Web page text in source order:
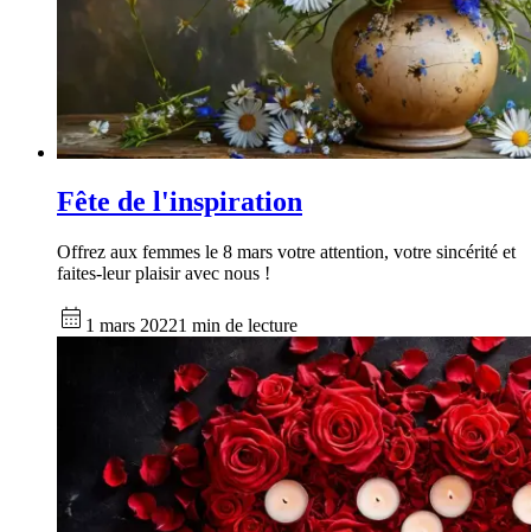
Fête de l'inspiration
Offrez aux femmes le 8 mars votre attention, votre sincérité et
faites-leur plaisir avec nous !
1 mars 20221 min de lecture